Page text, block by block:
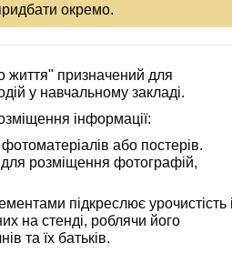
окремо.
життя" призначений для
у навчальному закладі.
інформації:
або постерів.
розміщення фотографій,
підкреслює урочистість і
на стенді, роблячи його
та їх батьків.